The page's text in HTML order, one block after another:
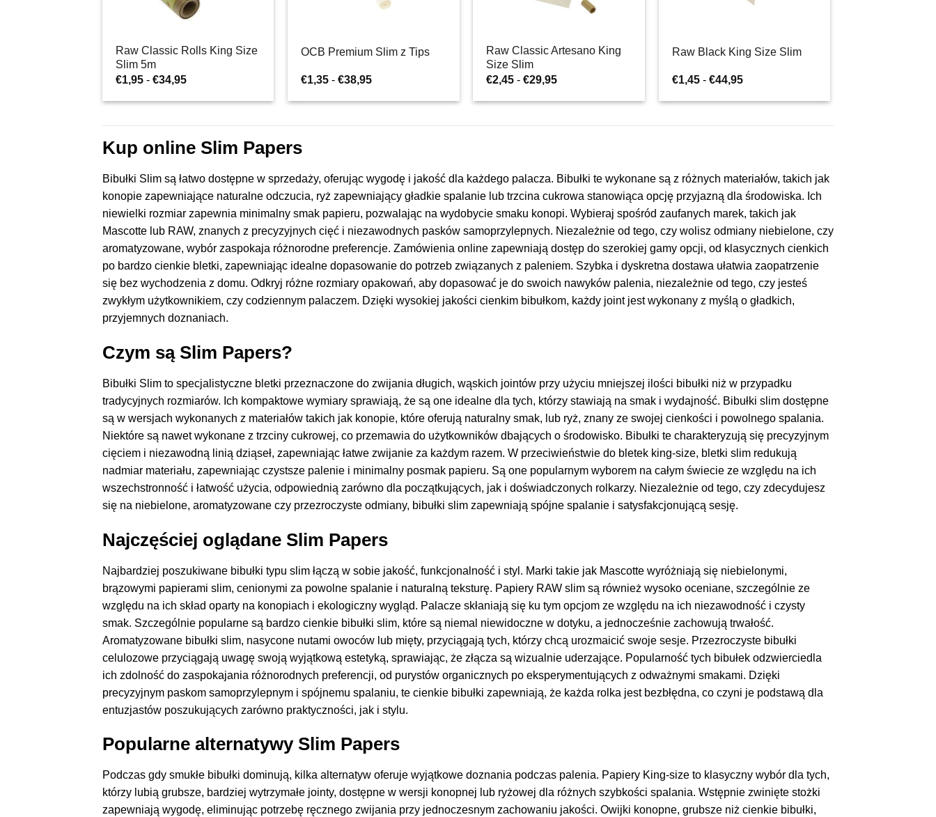
Raw Classic Rolls King Size
Slim 5m
€1,95 - €34,95Zakres
od
do
OCB Premium Slim z Tips
€1,35 - €38,95Zakres
od
do
Raw Classic Artesano King
Size Slim
€2,45 - €29,95Zakres
od
do
Raw Black King Size Slim
€1,45 - €44,95Zakres
od
do
Kup online Slim Papers
Bibułki Slim są łatwo dostępne w sprzedaży, oferując wygodę i jakość dla każdego palacza. Bibułki te wykonane są z różnych materiałów, takich jak
konopie zapewniające naturalne odczucia, ryż zapewniający gładkie spalanie lub trzcina cukrowa stanowiąca opcję przyjazną dla środowiska. Ich
niewielki rozmiar zapewnia minimalny smak papieru, pozwalając na wydobycie smaku konopi. Wybieraj spośród zaufanych marek, takich jak
Mascotte lub RAW, znanych z precyzyjnych cięć i niezawodnych pasków samoprzylepnych. Niezależnie od tego, czy wolisz odmiany niebielone, czy
aromatyzowane, wybór zaspokaja różnorodne preferencje. Zamówienia online zapewniają dostęp do szerokiej gamy opcji, od klasycznych cienkich
po bardzo cienkie bletki, zapewniając idealne dopasowanie do potrzeb związanych z paleniem. Szybka i dyskretna dostawa ułatwia zaopatrzenie
się bez wychodzenia z domu. Odkryj różne rozmiary opakowań, aby dopasować je do swoich nawyków palenia, niezależnie od tego, czy jesteś
zwykłym użytkownikiem, czy codziennym palaczem. Dzięki wysokiej jakości cienkim bibułkom, każdy joint jest wykonany z myślą o gładkich,
przyjemnych doznaniach.
Czym są Slim Papers?
Bibułki Slim to specjalistyczne bletki przeznaczone do zwijania długich, wąskich jointów przy użyciu mniejszej ilości bibułki niż w przypadku
tradycyjnych rozmiarów. Ich kompaktowe wymiary sprawiają, że są one idealne dla tych, którzy stawiają na smak i wydajność. Bibułki slim dostępne
są w wersjach wykonanych z materiałów takich jak konopie, które oferują naturalny smak, lub ryż, znany ze swojej cienkości i powolnego spalania.
Niektóre są nawet wykonane z trzciny cukrowej, co przemawia do użytkowników dbających o środowisko. Bibułki te charakteryzują się precyzyjnym
cięciem i niezawodną linią dziąseł, zapewniając łatwe zwijanie za każdym razem. W przeciwieństwie do bletek king-size, bletki slim redukują
nadmiar materiału, zapewniając czystsze palenie i minimalny posmak papieru. Są one popularnym wyborem na całym świecie ze względu na ich
wszechstronność i łatwość użycia, odpowiednią zarówno dla początkujących, jak i doświadczonych rolkarzy. Niezależnie od tego, czy zdecydujesz
się na niebielone, aromatyzowane czy przezroczyste odmiany, bibułki slim zapewniają spójne spalanie i satysfakcjonującą sesję.
Najczęściej oglądane Slim Papers
Najbardziej poszukiwane bibułki typu slim łączą w sobie jakość, funkcjonalność i styl. Marki takie jak Mascotte wyróżniają się niebielonymi,
brązowymi papierami slim, cenionymi za powolne spalanie i naturalną teksturę. Papiery RAW slim są również wysoko oceniane, szczególnie ze
względu na ich skład oparty na konopiach i ekologiczny wygląd. Palacze skłaniają się ku tym opcjom ze względu na ich niezawodność i czysty
smak. Szczególnie popularne są bardzo cienkie bibułki slim, które są niemal niewidoczne w dotyku, a jednocześnie zachowują trwałość.
Aromatyzowane bibułki slim, nasycone nutami owoców lub mięty, przyciągają tych, którzy chcą urozmaicić swoje sesje. Przezroczyste bibułki
celulozowe przyciągają uwagę swoją wyjątkową estetyką, sprawiając, że złącza są wizualnie uderzające. Popularność tych bibułek odzwierciedla
ich zdolność do zaspokajania różnorodnych preferencji, od purystów organicznych po eksperymentujących z odważnymi smakami. Dzięki
precyzyjnym paskom samoprzylepnym i spójnemu spalaniu, te cienkie bibułki zapewniają, że każda rolka jest bezbłędna, co czyni je podstawą dla
entuzjastów poszukujących zarówno praktyczności, jak i stylu.
Popularne alternatywy Slim Papers
Podczas gdy smukłe bibułki dominują, kilka alternatyw oferuje wyjątkowe doznania podczas palenia. Papiery King-size to klasyczny wybór dla tych,
którzy lubią grubsze, bardziej wytrzymałe jointy, dostępne w wersji konopnej lub ryżowej dla różnych szybkości spalania. Wstępnie zwinięte stożki
zapewniają wygodę, eliminując potrzebę ręcznego zwijania przy jednoczesnym zachowaniu jakości. Owijki konopne, grubsze niż cienkie bibułki,